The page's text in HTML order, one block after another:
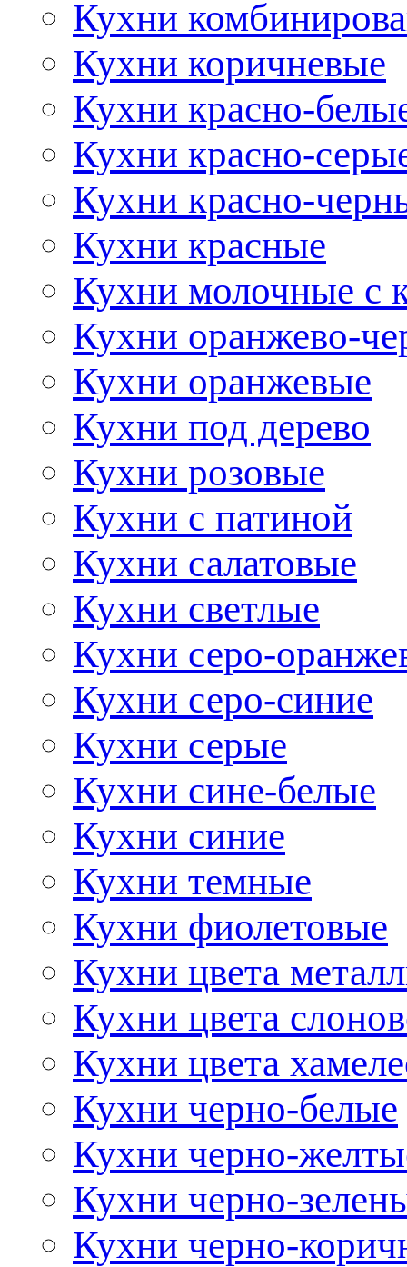
Кухни
Кухни коричневые
Кухни красно-
Кухни красно-
Кухни красно-
Кухни красные
Кухни молочные с
Кухни оранжево-
Кухни оранжевые
Кухни под дерево
Кухни розовые
Кухни с патиной
Кухни салатовые
Кухни светлые
Кухни серо-
Кухни серо-синие
Кухни серые
Кухни сине-белые
Кухни синие
Кухни темные
Кухни фиолетовые
Кухни цвета
Кухни цвета
Кухни цвета
Кухни черно-белые
Кухни черно-
Кухни черно-
Кухни черно-